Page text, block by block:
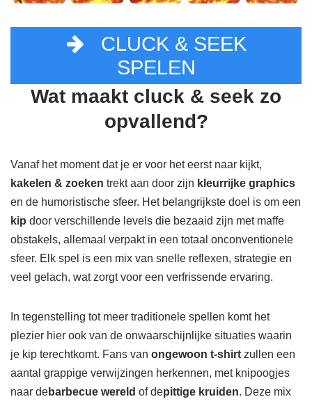
CLUCK & SEEK
SPELEN
Wat maakt cluck & seek zo
opvallend?
Vanaf het moment dat je er voor het eerst naar kijkt,
kakelen & zoeken trekt aan door zijn kleurrijke graphics
en de humoristische sfeer. Het belangrijkste doel is om een
kip door verschillende levels die bezaaid zijn met maffe
obstakels, allemaal verpakt in een totaal onconventionele
sfeer. Elk spel is een mix van snelle reflexen, strategie en
veel gelach, wat zorgt voor een verfrissende ervaring.
In tegenstelling tot meer traditionele spellen komt het
plezier hier ook van de onwaarschijnlijke situaties waarin
je kip terechtkomt. Fans van ongewoon t-shirt zullen een
aantal grappige verwijzingen herkennen, met knipoogjes
naar debarbecue wereld of depittige kruiden. Deze mix